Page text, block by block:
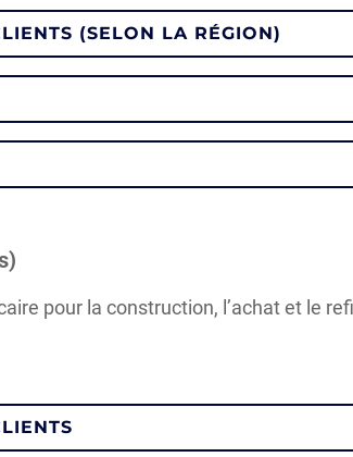
(SELON LA RÉGION)
pour la construction, l’achat et le